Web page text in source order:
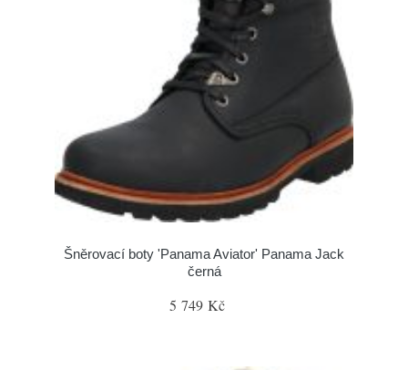
Šněrovací boty 'Panama Aviator' Panama Jack
černá
5 749 Kč